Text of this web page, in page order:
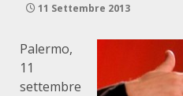
11 Settembre 2013
Palermo,
11
settembre